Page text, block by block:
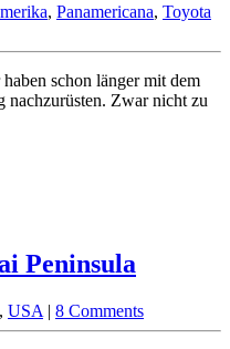
, Panamericana, Toyota
schon länger mit dem
nachzurüsten. Zwar nicht zu
Peninsula
, USA | 8 Comments